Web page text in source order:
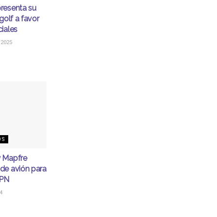
su
a favor
Mapfre
avión para